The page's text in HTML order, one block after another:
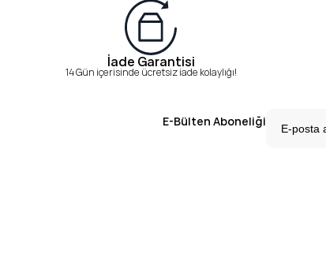
İade Garantisi
14 Gün içerisinde ücretsiz iade kolaylığı!
E-Bülten Aboneliği